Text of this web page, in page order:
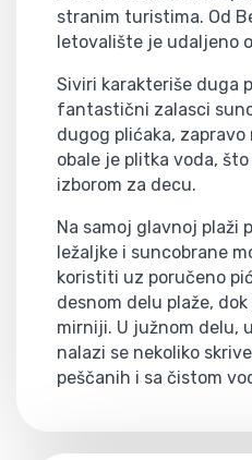
stranim turistima. Od
letovalište je udaljeno
Siviri karakteriše duga
fantastični zalasci
dugog plićaka, zapravo
obale je plitka voda,
izborom za decu.
Na samoj glavnoj plaži
ležaljke i suncobrane
koristiti uz poručeno
desnom delu plaže,
mirniji. U južnom delu,
nalazi se nekoliko
peščanih i sa čistom